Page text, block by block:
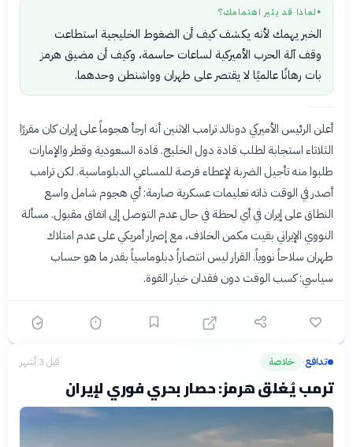
● لماذا قد يثير اهتمامك؟
الخبر يهمك لأنه يكشف كيف أن الضغوط الخليجية استطاعت
وقف آلة الحرب الأميركية لساعات حاسمة، وكيف أن مضيق هرمز
بات رهانًا عالميًا لا يقتصر على طهران وواشنطن وحدهما.
أعلن الرئيس الأميركي دونالد ترامب الاثنين أنه ارجأ هجوماً على إيران كان مقررًا
الثلاثاء استجابة لطلب قادة دول الخليج. قادة السعودية وقطر والإمارات
طلبوا منه تأجيل الضربة لإعطاء فرصة للمساعي الدبلوماسية. لكن ترامب
أصدر في الوقت ذاته تعليمات عسكرية صارمة: أي هجوم شامل واسع
النطاق على إيران في أي لحظة في حال عدم التوصل إلى اتفاق مقبول. مسألة
النووي الإيراني بقيت مكمن الخلاف، مع إصرار أمريكي على عدم امتلاك
طهران سلاحاً نووياً. القرار ليس انتصاراً دبلوماسياً بقدر ما هو حساب
سياسي: كسب الوقت دون فقدان خيار القوة.
تدافع› خلاصة قبل 3 أشهر
ترمب يُغلق هرمز: حصار بحري فوري لإيران